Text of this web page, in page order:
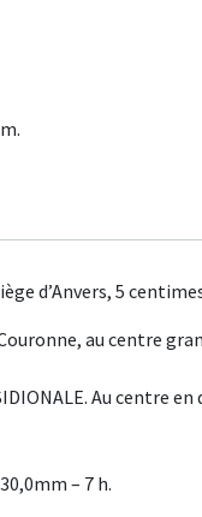
d’Anvers, 5
au centre
Au centre en
– 7 h.